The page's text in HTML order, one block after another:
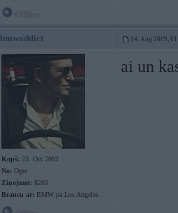
bmwaddict 14. Aug 2009,
Kopš: 23. Oct 2002
No: Ogre
Ziņojumi: 8263
Braucu ar: BMW pa Los Angeles
ai un